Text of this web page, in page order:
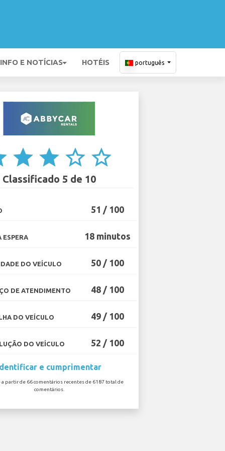
INFO E NOTÍCIAS HOTÉIS português
star star star_border star_border
Classificado 5 de 10
51 / 100
ESPERA 18 minutos
DO VEÍCULO 50 / 100
DE ATENDIMENTO 48 / 100
DO VEÍCULO 49 / 100
DO VEÍCULO 52 / 100
e cumprimentar
a partir de 66 comentários recentes de 6187 total de
comentários.